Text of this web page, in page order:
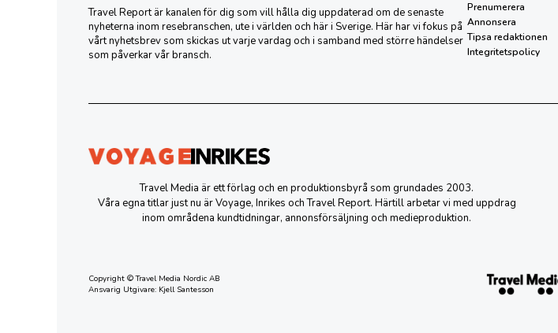
Travel Report är kanalen för dig som vill hålla dig uppdaterad om de senaste
nyheterna inom resebranschen, ute i världen och här i Sverige. Här har vi fokus på
vårt nyhetsbrev som skickas ut varje vardag och i samband med större händelser
som påverkar vår bransch.
Prenumerera
Annonsera
Tipsa redaktionen
Integritetspolicy
Travel Media är ett förlag och en produktionsbyrå som grundades 2003.
Våra egna titlar just nu är Voyage, Inrikes och Travel Report. Härtill arbetar vi med uppdrag
inom områdena kundtidningar, annonsförsäljning och medieproduktion.
Copyright © Travel Media Nordic AB
Ansvarig Utgivare: Kjell Santesson